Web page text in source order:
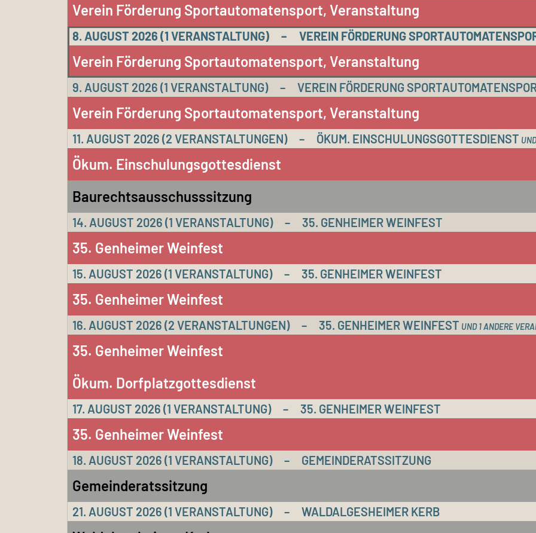
Verein Förderung Sportautomatensport, Veranstaltung
8. AUGUST 2026 (1 VERANSTALTUNG) – VEREIN FÖRDERUNG
Verein Förderung Sportautomatensport, Veranstaltung
9. AUGUST 2026 (1 VERANSTALTUNG) – VEREIN FÖRDERUNG
Verein Förderung Sportautomatensport, Veranstaltung
11. AUGUST 2026 (2 VERANSTALTUNGEN) – ÖKUM. EINSCHULUNGSGOTTESDIENST
Ökum. Einschulungsgottesdienst
Baurechtsausschusssitzung
14. AUGUST 2026 (1 VERANSTALTUNG) – 35. GENHEIMER WEINFEST
35. Genheimer Weinfest
15. AUGUST 2026 (1 VERANSTALTUNG) – 35. GENHEIMER WEINFEST
35. Genheimer Weinfest
16. AUGUST 2026 (2 VERANSTALTUNGEN) – 35. GENHEIMER WEINFEST UND 1 ANDERE
35. Genheimer Weinfest
Ökum. Dorfplatzgottesdienst
17. AUGUST 2026 (1 VERANSTALTUNG) – 35. GENHEIMER WEINFEST
35. Genheimer Weinfest
18. AUGUST 2026 (1 VERANSTALTUNG) – GEMEINDERATSSITZUNG
Gemeinderatssitzung
21. AUGUST 2026 (1 VERANSTALTUNG) – WALDALGESHEIMER KERB